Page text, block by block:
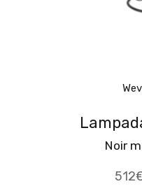
Noir